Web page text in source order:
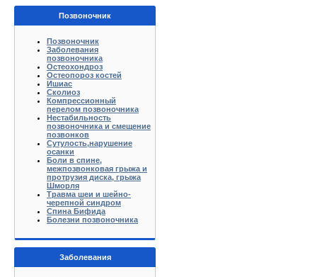
Позвоночник
Позвоночник
Заболевания
позвоночника
Остеохондроз
Остеопороз костей
Ишиас
Сколиоз
Компрессионный
перелом позвоночника
Нестабильность
позвоночника и смещение
позвонков
Сутулость,нарушение
осанки
Боли в спине,
межпозвонковая грыжа и
протрузия диска, грыжа
Шморля
Травма шеи и шейно-
черепной синдром
Спина Бифида
Болезни позвоночника
Заболевания